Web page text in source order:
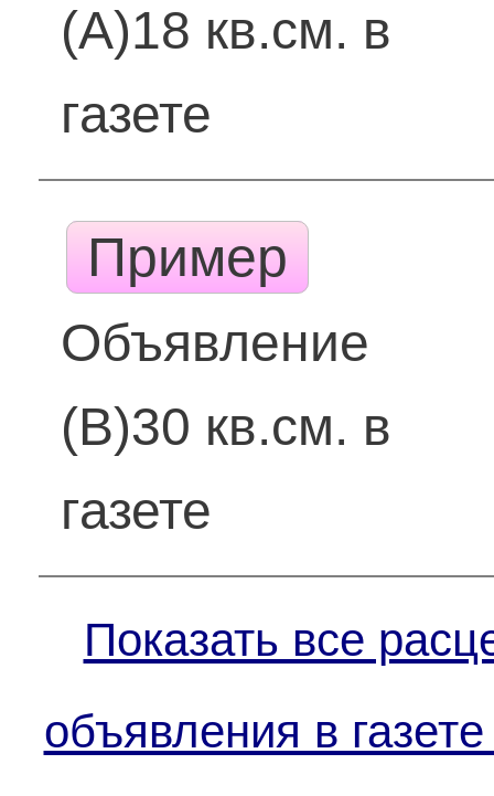
(А)18 кв.см. в
газете
Пример
Объявление
(В)30 кв.см. в
газете
Показать все
объявления в